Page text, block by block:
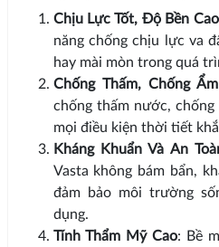
Chịu Lực Tốt, Độ Bền Cao
năng chống chịu lực va
hay mài mòn trong quá
Chống Thấm, Chống Ẩm
chống thấm nước,
mọi điều kiện thời tiết
Kháng Khuẩn Và An
Vasta không bám bẩn,
đảm bảo môi trường
dụng.
Tính Thẩm Mỹ Cao: Bề